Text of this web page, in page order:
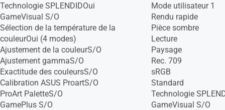
Technologie SPLENDIDOui
GameVisual S/O
Sélection de la température de la
couleurOui (4 modes)
Ajustement de la couleurS/O
Ajustement gammaS/O
Exactitude des couleursS/O
Calibration ASUS ProartS/O
ProArt PaletteS/O
GamePlus S/O
Mode utilisateur 1
Rendu rapide
Pièce sombre
Lecture
Paysage
Rec. 709
sRGB
Standard
Technologie
GameVisual S/O